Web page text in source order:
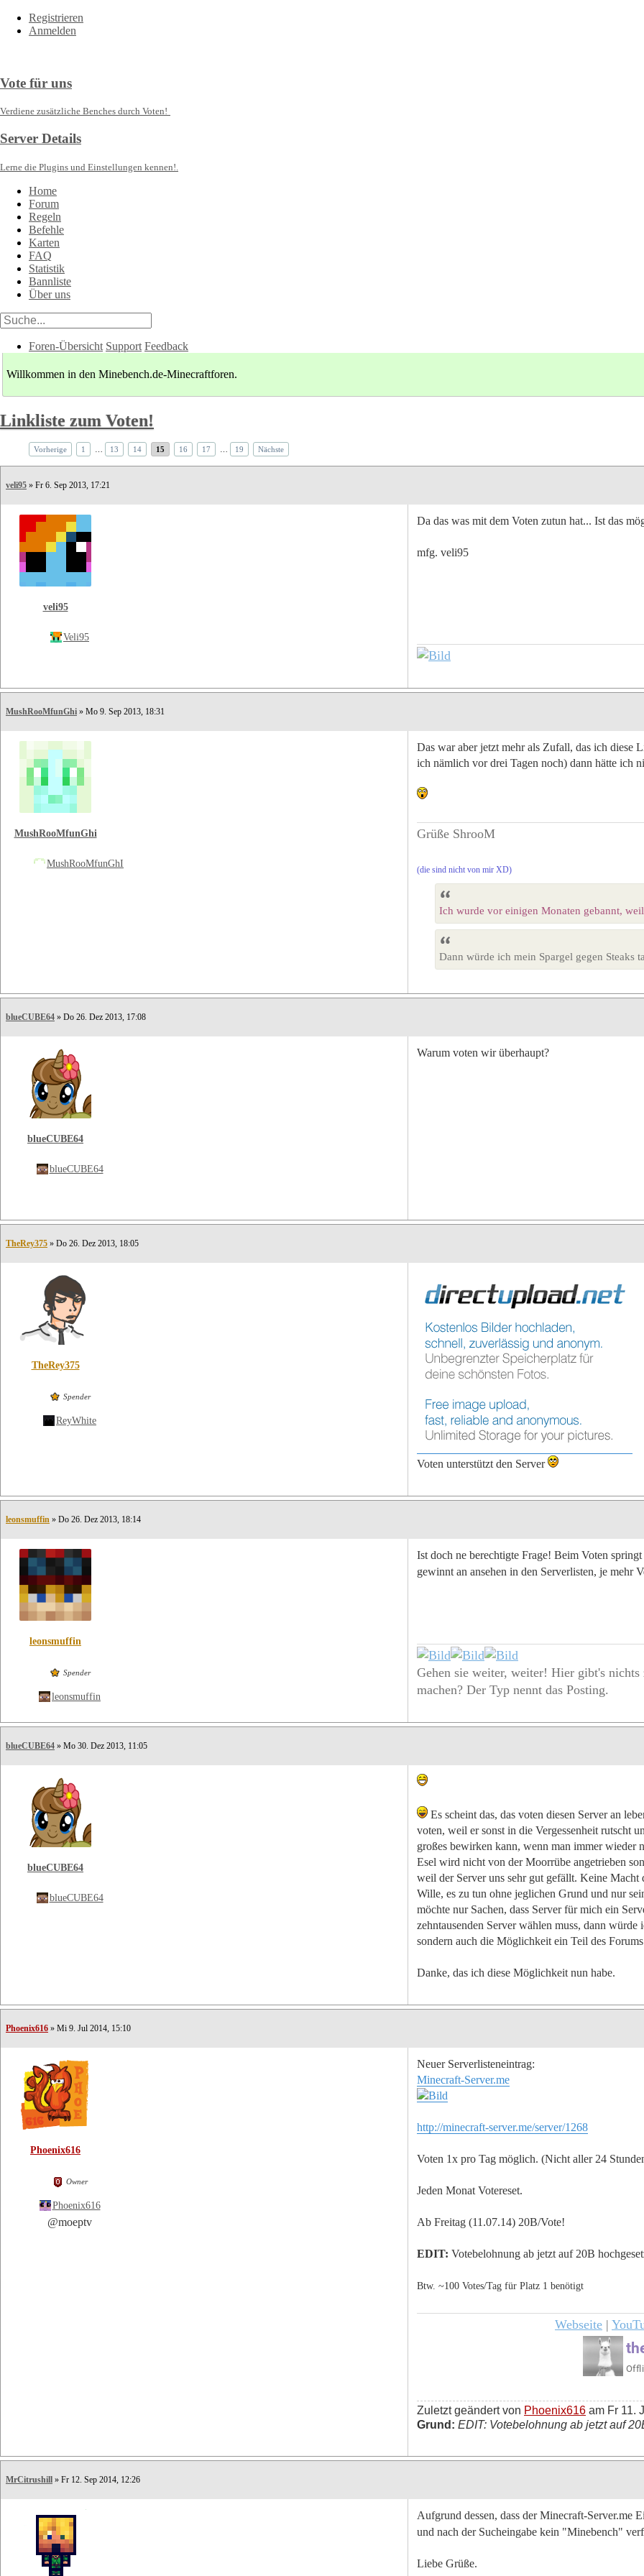
Registrieren
Anmelden
Vote für uns
Verdiene zusätzliche Benches durch Voten!
Server Details
Lerne die Plugins und Einstellungen kennen!.
Home
Forum
Regeln
Befehle
Karten
FAQ
Statistik
Bannliste
Über uns
Foren-Übersicht Support Feedback
Willkommen in den Minebench.de-Minecraftforen.
Linkliste zum Voten!
Vorherige 1 13 14 15 16 17 19 Nächste
veli95 » Fr 6. Sep 2013, 17:21
Da das was mit dem Voten zutun hat... Ist das
mfg. veli95
veli95
Veli95
MushRooMfunGhi » Mo 9. Sep 2013, 18:31
Das war aber jetzt mehr als Zufall, das ich diese
ich nämlich vor drei Tagen noch) dann hätte ich
Grüße ShrooM
(die sind nicht von mir XD)
Ich wurde vor einigen Monaten gebannt,
Dann würde ich mein Spargel gegen Steaks
MushRooMfunGhi
MushRooMfunGhI
blueCUBE64 » Do 26. Dez 2013, 17:08
Warum voten wir überhaupt?
blueCUBE64
blueCUBE64
TheRey375 » Do 26. Dez 2013, 18:05
Voten unterstützt den Server
TheRey375
Spender
ReyWhite
leonsmuffin » Do 26. Dez 2013, 18:14
Ist doch ne berechtigte Frage! Beim Voten
gewinnt an ansehen in den Serverlisten, je mehr
Gehen sie weiter, weiter! Hier gibt's
machen? Der Typ nennt das Posting.
leonsmuffin
Spender
leonsmuffin
blueCUBE64 » Mo 30. Dez 2013, 11:05
Es scheint das, das voten diesen Server an
voten, weil er sonst in die Vergessenheit rutscht
großes bewirken kann, wenn man immer wieder
Esel wird nicht von der Moorrübe angetrieben
weil der Server uns sehr gut gefällt. Keine
Wille, es zu tun ohne jeglichen Grund und nur
möchte nur Sachen, dass Server für mich ein
zehntausenden Server wählen muss, dann
sondern auch die Möglichkeit ein Teil des
Danke, das ich diese Möglichkeit nun habe.
blueCUBE64
blueCUBE64
Phoenix616 » Mi 9. Jul 2014, 15:10
Neuer Serverlisteneintrag:
Minecraft-Server.me
http://minecraft-server.me/server/1268
Voten 1x pro Tag möglich. (Nicht aller 24
Jeden Monat Votereset.
Ab Freitag (11.07.14) 20B/Vote!
EDIT: Votebelohnung ab jetzt auf 20B
Btw. ~100 Votes/Tag für Platz 1 benötigt
Webseite |
Zuletzt geändert von Phoenix616 am Fr 11.
Grund: EDIT: Votebelohnung ab jetzt auf
Phoenix616
Owner
Phoenix616
@moeptv
MrCitrushill » Fr 12. Sep 2014, 12:26
Aufgrund dessen, dass der Minecraft-Server.me
und nach der Sucheingabe kein "Minebench"
Liebe Grüße.